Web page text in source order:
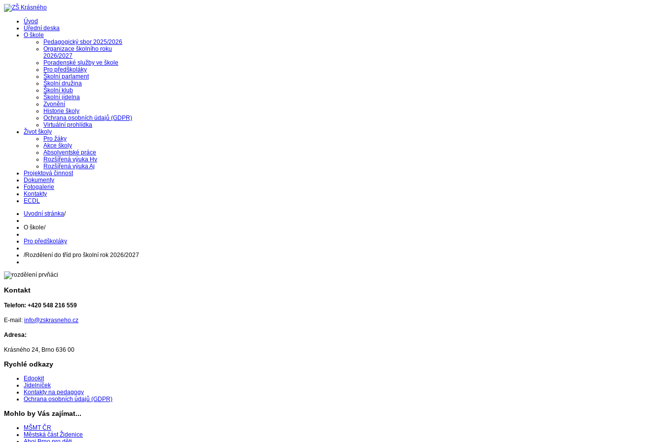
Úvod
Úřední deska
O škole
Pedagogický sbor 2025/2026
Organizace školního roku
2026/2027
Poradenské služby ve škole
Pro předškoláky
Školní parlament
Školní družina
Školní klub
Školní jídelna
Zvonění
Historie školy
Ochrana osobních údajů (GDPR)
Virtuální prohlídka
Život školy
Pro žáky
Akce školy
Absolventské práce
Rozšířená výuka Hv
Rozšířená výuka Aj
Projektová činnost
Dokumenty
Fotogalerie
Kontakty
ECDL
Uvodní stránka/
O škole/
Pro předškoláky
/Rozdělení do tříd pro školní rok 2026/2027
Kontakt
Telefon: +420 548 216 559
E-mail: info@zskrasneho.cz
Adresa:
Krásného 24, Brno 636 00
Rychlé odkazy
Edookit
Jídelníček
Kontakty na pedagogy
Ochrana osobních údajů (GDPR)
Mohlo by Vás zajímat...
MŠMT ČR
Městská část Židenice